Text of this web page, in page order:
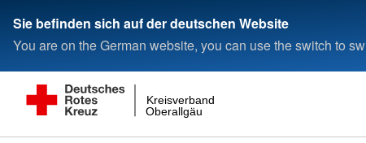
Sie befinden sich auf der deutschen Website
You are on the German website, you can use the switch to
Oberallgäu
Kreisverband